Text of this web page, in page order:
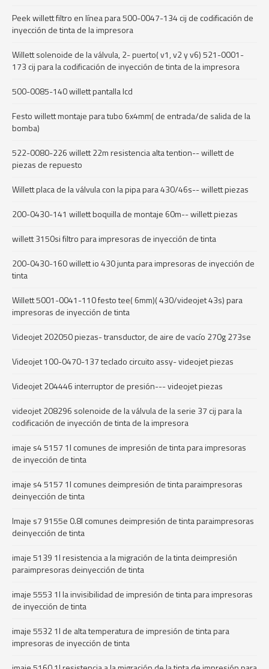
Peek willett filtro en línea para 500-0047-134 cij de codificación de
inyección de tinta de la impresora
Willett solenoide de la válvula, 2- puerto( v1, v2 y v6) 521-0001-
173 cij para la codificación de inyección de tinta de la impresora
500-0085-140 willett pantalla lcd
Festo willett montaje para tubo 6x4mm( de entrada/de salida de la
bomba)
522-0080-226 willett 22m resistencia alta tention-- willett de
piezas de repuesto
Willett placa de la válvula con la pipa para 430/46s-- willett piezas
200-0430-141 willett boquilla de montaje 60m-- willett piezas
willett 3150si filtro para impresoras de inyección de tinta
200-0430-160 willett io 430 junta para impresoras de inyección de
tinta
Willett 5001-0041-110 festo tee( 6mm)( 430/videojet 43s) para
impresoras de inyección de tinta
Videojet 202050 piezas- transductor, de aire de vacío 270g 273se
Videojet 100-0470-137 teclado circuito assy- videojet piezas
Videojet 204446 interruptor de presión--- videojet piezas
videojet 208296 solenoide de la válvula de la serie 37 cij para la
codificación de inyección de tinta de la impresora
imaje s4 5157 1l comunes de impresión de tinta para impresoras
de inyección de tinta
imaje s4 5157 1l comunes deimpresión de tinta paraimpresoras
deinyección de tinta
Imaje s7 9155e 0.8l comunes deimpresión de tinta paraimpresoras
deinyección de tinta
imaje 5139 1l resistencia a la migración de la tinta deimpresión
paraimpresoras deinyección de tinta
imaje 5553 1l la invisibilidad de impresión de tinta para impresoras
de inyección de tinta
imaje 5532 1l de alta temperatura de impresión de tinta para
impresoras de inyección de tinta